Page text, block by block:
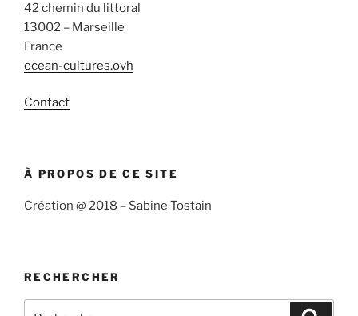
42 chemin du littoral
13002 – Marseille
France
ocean-cultures.ovh
Contact
À PROPOS DE CE SITE
Création @ 2018 – Sabine Tostain
RECHERCHER